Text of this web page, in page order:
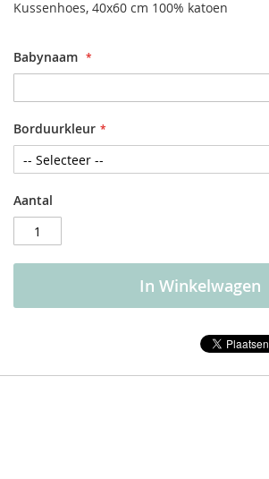
Kussenhoes, 40x60 cm 100% katoen
Babynaam
Borduurkleur
Aantal
In Winkelwagen